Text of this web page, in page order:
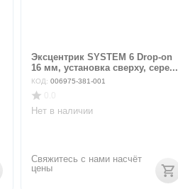
Эксцентрик SYSTEM 6 Drop-on
16 мм, установка сверху, сере...
КОД: 006975-381-001
Нет в наличии
Свяжитесь с нами насчёт
цены